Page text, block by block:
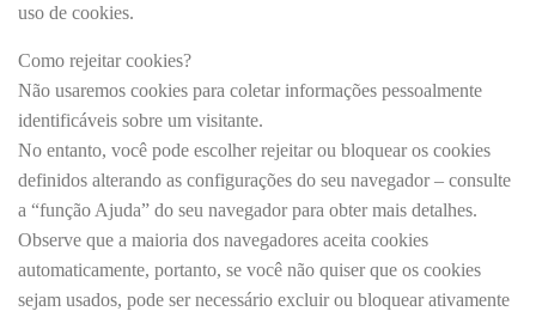
uso de cookies.
Como rejeitar cookies?
Não usaremos cookies para coletar informações pessoalmente
identificáveis ​​sobre um visitante.
No entanto, você pode escolher rejeitar ou bloquear os cookies
definidos alterando as configurações do seu navegador – consulte
a “função Ajuda” do seu navegador para obter mais detalhes.
Observe que a maioria dos navegadores aceita cookies
automaticamente, portanto, se você não quiser que os cookies
sejam usados, pode ser necessário excluir ou bloquear ativamente